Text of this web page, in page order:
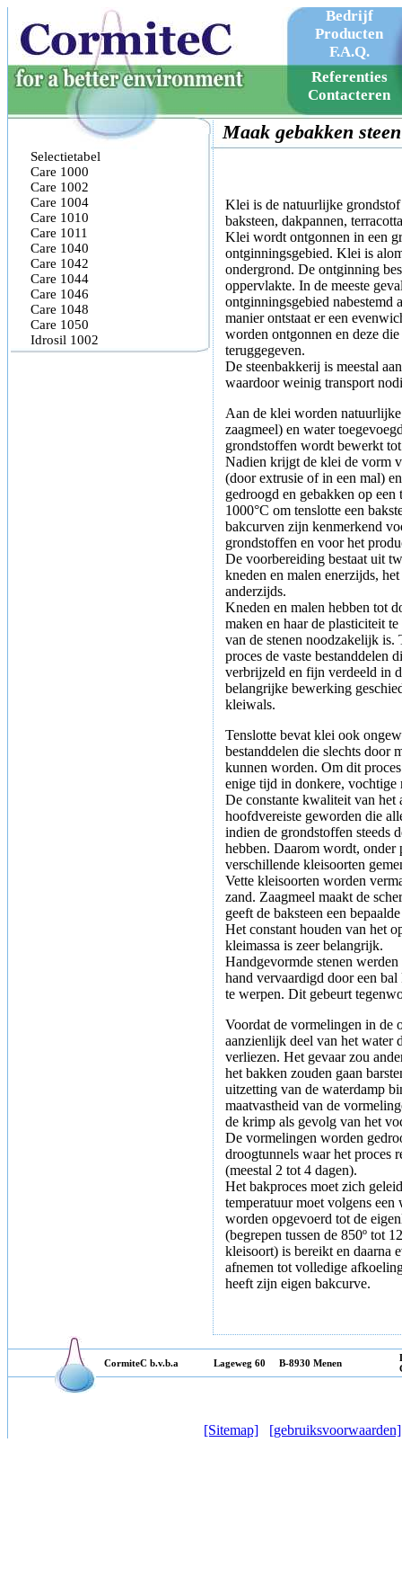
Bedrijf
Producten
F.A.Q.
Company
Products
F.A.Q.
Referenties
Contacteren
Selectietabel
Care 1000
Care 1002
Care 1004
Care 1010
Care 1011
Care 1040
Care 1042
Care 1044
Care 1046
Care 1048
Care 1050
Idrosil 1002
Maak gebakken
Klei is de natuurlijke
baksteen, dakpannen,
Klei wordt ontgonnen in een
ontginningsgebied. Klei is
ondergrond. De ontginning
oppervlakte. In de meeste
ontginningsgebied nabestemd
manier ontstaat er een
worden ontgonnen en deze
teruggegeven.
De steenbakkerij is meestal
waardoor weinig transport
Aan de klei worden
zaagmeel) en water
grondstoffen wordt bewerkt
Nadien krijgt de klei de vorm
(door extrusie of in een mal)
gedroogd en gebakken op een
1000°C om tenslotte een
bakcurven zijn kenmerkend
grondstoffen en voor het
De voorbereiding bestaat uit
kneden en malen enerzijds,
anderzijds.
Kneden en malen hebben tot
maken en haar de plasticiteit
van de stenen noodzakelijk is.
proces de vaste bestanddelen
verbrijzeld en fijn verdeeld in
belangrijke bewerking
kleiwals.
Tenslotte bevat klei ook
bestanddelen die slechts door
kunnen worden. Om dit
enige tijd in donkere, vochtige
De constante kwaliteit van het
hoofdvereiste geworden die
indien de grondstoffen steeds
hebben. Daarom wordt, onder
verschillende kleisoorten
Vette kleisoorten worden
zand. Zaagmeel maakt de
geeft de baksteen een
Het constant houden van het
kleimassa is zeer belangrijk.
Handgevormde stenen
hand vervaardigd door een
te werpen. Dit gebeurt
Voordat de vormelingen in de
aanzienlijk deel van het water
verliezen. Het gevaar zou
het bakken zouden gaan
uitzetting van de waterdamp
maatvastheid van de
de krimp als gevolg van het
De vormelingen worden
droogtunnels waar het proces
(meestal 2 tot 4 dagen).
Het bakproces moet zich
temperatuur moet volgens een
worden opgevoerd tot de
(begrepen tussen de 850º tot
kleisoort) is bereikt en daarna
afnemen tot volledige
heeft zijn eigen bakcurve.
CormiteC b.v.b.a Lageweg 60 B-8930 Menen
[Sitemap] [gebruiksvoorwaarden]